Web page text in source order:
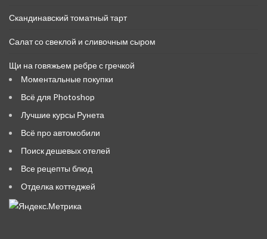
Скандинавский томатный тарт
Салат со свеклой и сливочным сыром
Щи на говяжьем ребре с гречкой
Моментальные покупки
Всё для Photoshop
Лучшие курсы Рунета
Всё про автомобили
Поиск дешевых отелей
Все рецепты блюд
Отделка коттеджей